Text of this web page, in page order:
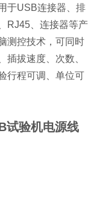
于USB连接器、排
RJ45、连接器等产
测控技术，可同时
插拔速度、次数、
行程可调、单位可
试验机电源线